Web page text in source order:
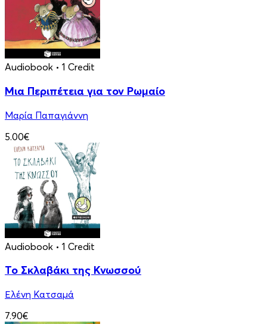
Audiobook • 1 Credit
Μια Περιπέτεια για τον Ρωμαίο
Μαρία Παπαγιάννη
5.00€
Audiobook • 1 Credit
Το Σκλαβάκι της Κνωσσού
Ελένη Κατσαμά
7.90€